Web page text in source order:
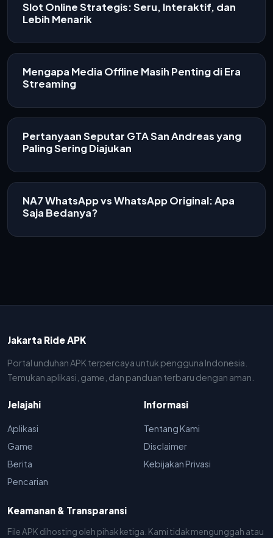
Slot Online Strategis: Seru, Interaktif, dan
Lebih Menarik
Mengapa Media Offline Masih Penting di Era
Streaming
Pertanyaan Seputar GTA San Andreas yang
Paling Sering Diajukan
NA7 WhatsApp vs WhatsApp Original: Apa
Saja Bedanya?
Jakarta Ride APK
Portal unduhan APK terpercaya untuk pengguna Indonesia.
Temukan aplikasi, game, dan panduan terbaru dengan aman.
Jelajahi
Aplikasi
Game
Berita
Pencarian
Informasi
Tentang Kami
Disclaimer
Kebijakan Privasi
Keamanan & Transparansi
File APK dihosting oleh pihak ketiga. Kami tidak mengunggah atau